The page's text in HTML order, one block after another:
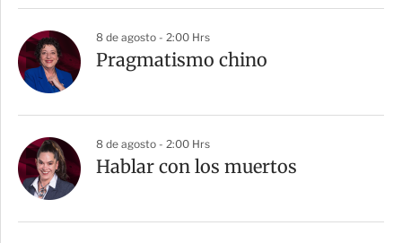
8 de agosto - 2:00 Hrs
Pragmatismo chino
8 de agosto - 2:00 Hrs
Hablar con los muertos